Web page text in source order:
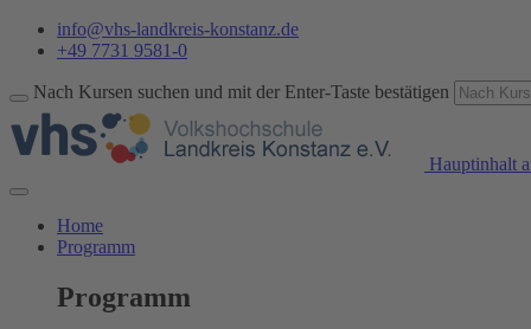
info@vhs-landkreis-konstanz.de
+49 7731 9581-0
Nach Kursen suchen und mit der Enter-Taste bestätigen
Hauptinhalt
Home
Programm
Programm